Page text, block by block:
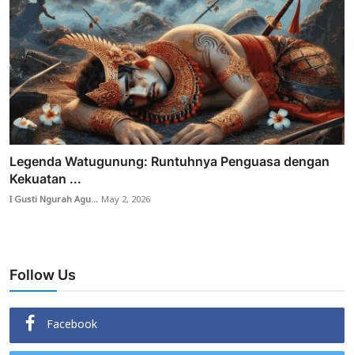
Legenda Watugunung: Runtuhnya Penguasa dengan
Kekuatan ...
I Gusti Ngurah Agu... May 2, 2026
Follow Us
Facebook